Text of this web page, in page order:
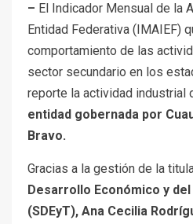
– El Indicador Mensual de la
Entidad Federativa (IMAIEF)
comportamiento de las
sector secundario en los
reporte la actividad industrial
entidad gobernada por
Bravo.
Gracias a la gestión de la
Desarrollo Económico y
(SDEyT), Ana Cecilia